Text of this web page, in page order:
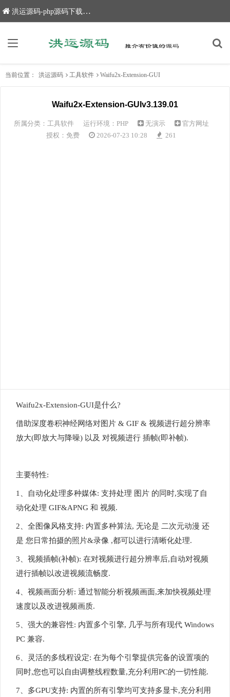
洪运源码-php源码下载,网站源码,网站源码下载
当前位置： 洪运源码 工具软件 Waifu2x-Extension-GUI
Waifu2x-Extension-GUIv3.139.01
所属分类： 工具软件 运行环境：PHP 无演示
官方网址
授权：免费
2026-07-23 10:28 261
Waifu2x-Extension-GUI是什么?
借助深度卷积神经网络对图片 & GIF & 视频进行超分辨率
放大(即放大与降噪) 以及 对视频进行 插帧(即补帧).
主要特性:
1、自动化处理多种媒体: 支持处理 图片 的同时,实现了自
动化处理 GIF&APNG 和 视频.
2、全图像风格支持: 内置多种算法, 无论是 二次元动漫 还
是 您日常拍摄的照片&录像 ,都可以进行清晰化处理.
3、视频插帧(补帧): 在对视频进行超分辨率后,自动对视频
进行插帧以改进视频流畅度.
4、视频画面分析: 通过智能分析视频画面,来加快视频处理
速度以及改进视频画质.
5、强大的兼容性: 内置多个引擎, 几乎与所有现代 Windows
PC 兼容.
6、灵活的多线程设定: 在为每个引擎提供完备的设置项的
同时,您也可以自由调整线程数量,充分利用PC的一切性能.
7、多GPU支持: 内置的所有引擎均可支持多显卡,充分利用